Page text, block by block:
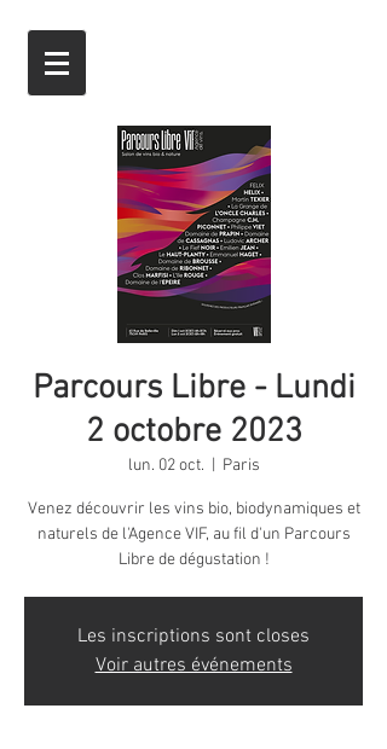
Parcours Libre - Lundi
2 octobre 2023
lun. 02 oct. Paris
Venez découvrir les vins bio, biodynamiques et
naturels de l'Agence VIF, au fil d'un Parcours
Libre de dégustation !
Les inscriptions sont closes
Voir autres événements